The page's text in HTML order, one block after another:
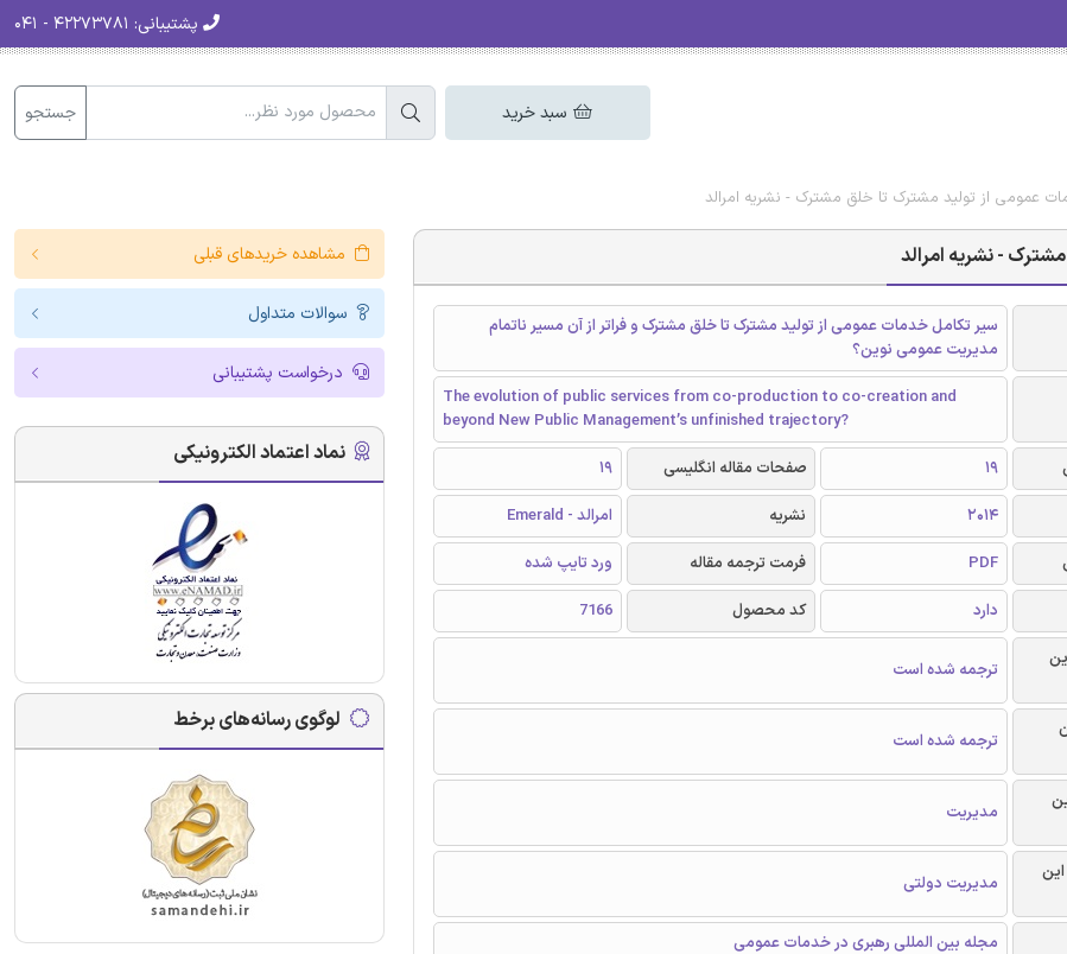
پشتیبانی:
سبد خرید جستجو
عمومی از تولید مشترک تا خلق مشترک - نشریه امرالد
- نشریه امرالد
سیر تکامل خدمات عمومی از تولید مشترک تا خلق مشترک و فراتر از آن مسیر ناتمام
مدیریت عمومی نوین؟
The evolution of public services from co-production to co-creation and
beyond New Public Management’s unfinished trajectory?
19 صفحات مقاله انگلیسی
19
2014 نشریه
امرالد - Emerald
PDF فرمت ترجمه مقاله
ورد تایپ شده
دارد کد محصول
7166
ترجمه شده است
ترجمه شده است
مدیریت
مدیریت دولتی
مجله بین المللی رهبری در خدمات عمومی
مشاهده خریدهای قبلی
سوالات متداول
درخواست پشتیبانی
نماد اعتماد الکترونیکی
لوگوی رسانه‌های برخط